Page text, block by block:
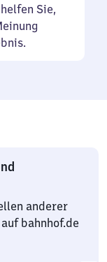
Sie,
anderer
bahnhof.de